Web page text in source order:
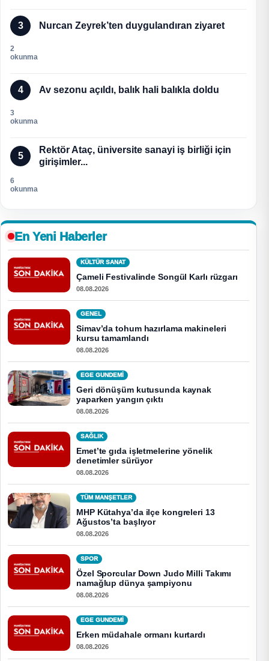
3 Nurcan Zeyrek’ten duygulandıran ziyaret
2
okunma
4 Av sezonu açıldı, balık hali balıkla doldu
3
okunma
5
Rektör Ataç, üniversite sanayi iş birliği için
girişimler...
6
okunma
En Yeni Haberler
KÜLTÜR SANAT
Çameli Festivalinde Songül Karlı rüzgarı
08.08.2026
GENEL
Simav’da tohum hazırlama makineleri
kursu tamamlandı
08.08.2026
EGE GUNDEMİ
Geri dönüşüm kutusunda kaynak
yaparken yangın çıktı
08.08.2026
SAĞLIK
Emet’te gıda işletmelerine yönelik
denetimler sürüyor
08.08.2026
TÜM MANŞETLER
MHP Kütahya’da ilçe kongreleri 13
Ağustos’ta başlıyor
08.08.2026
SPOR
Özel Sporcular Down Judo Milli Takımı
namağlup dünya şampiyonu
08.08.2026
EGE GUNDEMİ
Erken müdahale ormanı kurtardı
08.08.2026